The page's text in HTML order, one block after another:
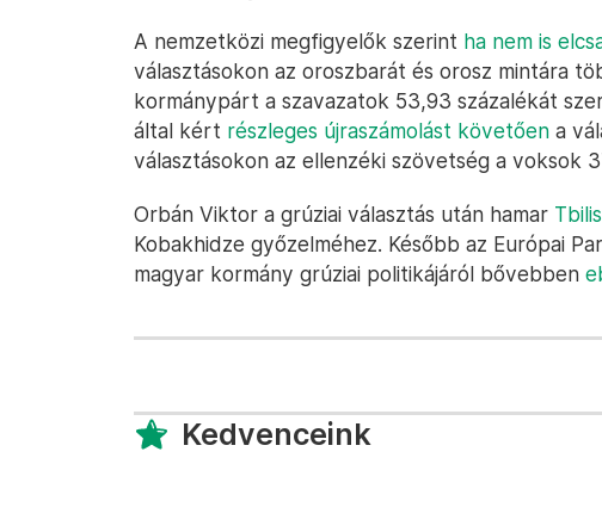
A nemzetközi megfigyelők szerint ha nem is
választásokon az oroszbarát és orosz mintára
kormánypárt a szavazatok 53,93 százalékát
által kért részleges újraszámolást követően a
választásokon az ellenzéki szövetség a voksok
Orbán Viktor a grúziai választás után hamar
Kobakhidze győzelméhez. Később az Európai
magyar kormány grúziai politikájáról bővebben
Kedvenceink